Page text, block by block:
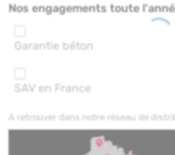
Nos engagements toute
Garantie béton
SAV en France
A retrouver dans notre réseau de